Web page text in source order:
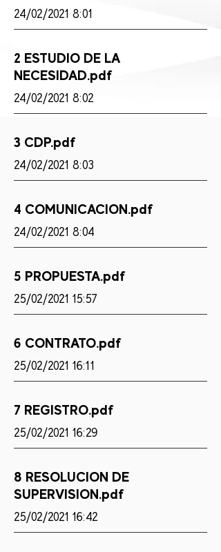
24/02/2021 8:01
2 ESTUDIO DE LA
NECESIDAD.pdf
24/02/2021 8:02
3 CDP.pdf
24/02/2021 8:03
4 COMUNICACION.pdf
24/02/2021 8:04
5 PROPUESTA.pdf
25/02/2021 15:57
6 CONTRATO.pdf
25/02/2021 16:11
7 REGISTRO.pdf
25/02/2021 16:29
8 RESOLUCION DE
SUPERVISION.pdf
25/02/2021 16:42